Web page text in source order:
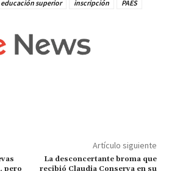
educación superior inscripción PAES
pero
Artículo siguiente
La desconcertante broma que
recibió Claudia Conserva en su